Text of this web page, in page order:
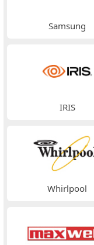
Samsung
IRIS
Whirlpool